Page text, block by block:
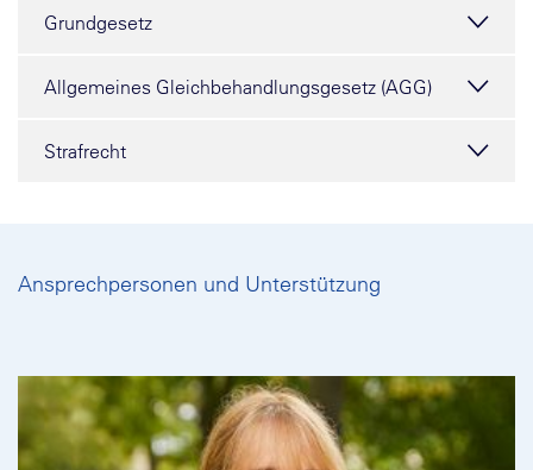
Grundgesetz
Allgemeines Gleichbehandlungsgesetz (AGG)
Strafrecht
Ansprechpersonen und Unterstützung